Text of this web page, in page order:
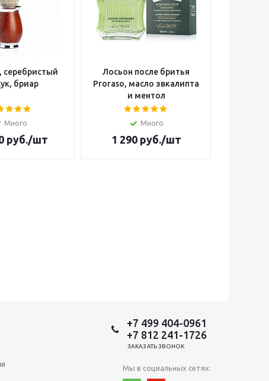
серебристый
бриар
Много
руб./шт
Лосьон после бритья
Proraso, масло звкалипта
и ментол
Много
1 290руб./шт
+7 499 404-0961
+7 812 241-1726
ЗАКАЗАТЬ ЗВОНОК
Мы в социальных сетях: